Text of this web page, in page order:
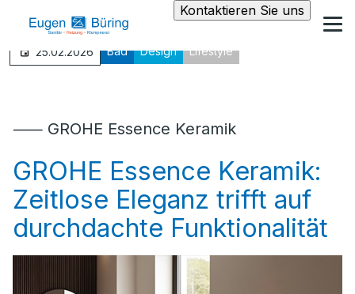
Kontaktieren Sie uns
25.02.2026 Bad Design Lifestyle
⸺ GROHE Essence Keramik
GROHE Essence Keramik:
Zeitlose Eleganz trifft auf
durchdachte Funktionalität